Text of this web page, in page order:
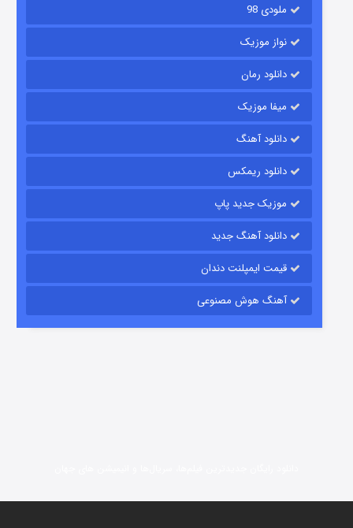
قسمت
ملودی 98
نواز موزیک
دانلود رمان
میفا موزیک
دانلود آهنگ
دانلود ریمکس
موزیک جدید پاپ
دانلود آهنگ جدید
قیمت ایمپلنت دندان
آهنگ هوش مصنوعی